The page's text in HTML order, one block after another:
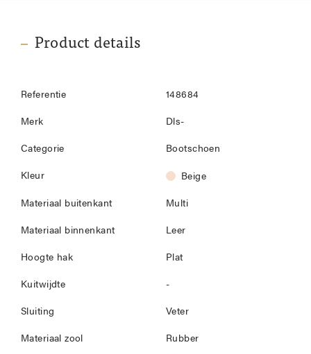
Product details
Referentie 148684
Merk Dls-
Categorie Bootschoen
Kleur Beige
Materiaal buitenkant Multi
Materiaal binnenkant Leer
Hoogte hak Plat
Kuitwijdte -
Sluiting Veter
Materiaal zool Rubber